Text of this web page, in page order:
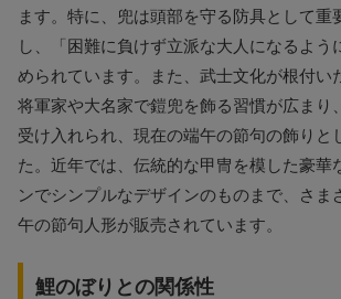
ます。特に、兜は頭部を守る防具として重
し、「困難に負けず立派な大人になるよう
められています。また、武士文化が根付い
将軍家や大名家で鎧兜を飾る習慣が広まり
受け入れられ、現在の端午の節句の飾りと
た。近年では、伝統的な甲冑を模した豪華
ンでシンプルなデザインのものまで、さま
午の節句人形が販売されています。
鯉のぼりとの関係性